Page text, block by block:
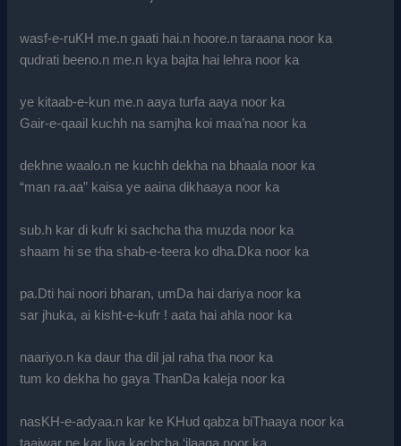
wasf-e-ruKH me.n gaati hai.n hoore.n taraana noor ka
qudrati beeno.n me.n kya bajta hai lehra noor ka
ye kitaab-e-kun me.n aaya turfa aaya noor ka
Gair-e-qaail kuchh na samjha koi maa’na noor ka
dekhne waalo.n ne kuchh dekha na bhaala noor ka
“man ra.aa” kaisa ye aaina dikhaaya noor ka
sub.h kar di kufr ki sachcha tha muzda noor ka
shaam hi se tha shab-e-teera ko dha.Dka noor ka
pa.Dti hai noori bharan, umDa hai dariya noor ka
sar jhuka, ai kisht-e-kufr ! aata hai ahla noor ka
naariyo.n ka daur tha dil jal raha tha noor ka
tum ko dekha ho gaya ThanDa kaleja noor ka
nasKH-e-adyaa.n kar ke KHud qabza biThaaya noor ka
taajwar ne kar liya kachcha ‘ilaaqa noor ka